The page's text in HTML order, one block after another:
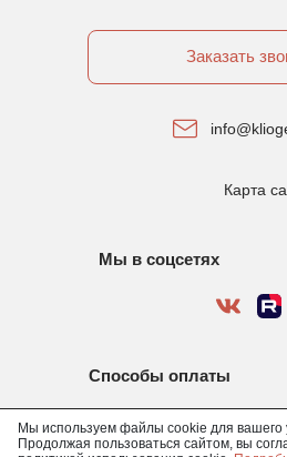
Заказать
Карта
Мы в соцсетях
Способы оплаты
Мы используем файлы cookie для вашего
Продолжая пользоваться сайтом, вы